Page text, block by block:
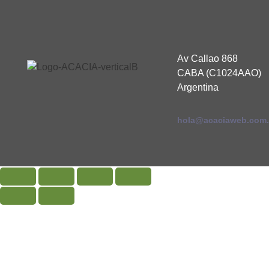
Av Callao 868
CABA (C1024AAO)
Argentina